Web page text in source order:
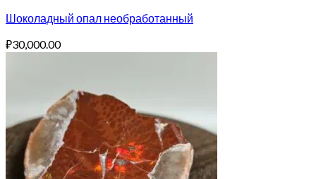
Шоколадный опал необработанный
₽30,000.00